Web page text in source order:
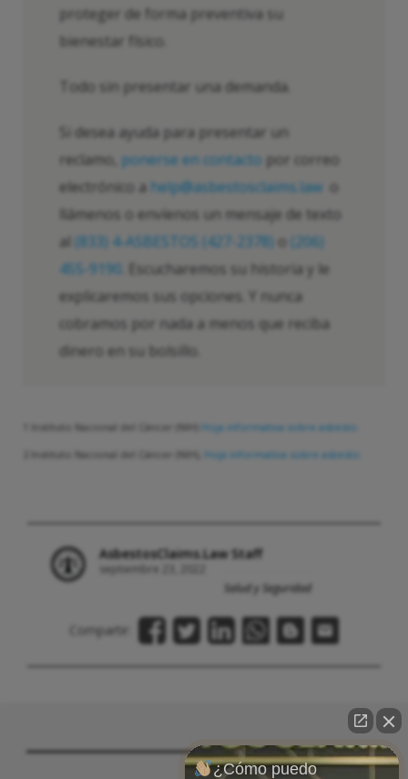
proteger de forma preventiva su
bienestar físico.
Todo sin presentar una demanda.
Si desea ayuda para presentar un
reclamo, ponerse en contacto por correo
electrónico a help@asbestosclaims.law
llámenos o envíenos un mensaje de texto
al (833) 4-ASBESTOS (427-2378)
(206)
455-9190
. Escucharemos su historia y le
explicaremos sus opciones. Y nunca
cobramos por nada a menos que reciba
dinero en su bolsillo.
1 Instituto Nacional del Cáncer (NIH)
Hoja informativa sobre asbesto.
2 Instituto Nacional del Cáncer (NIH),
Hoja informativa sobre asbesto.
AsbestosClaims.Law Staff
septiembre 23, 2022
Salud y Seguridad
Compartir:
¿Cómo puedo